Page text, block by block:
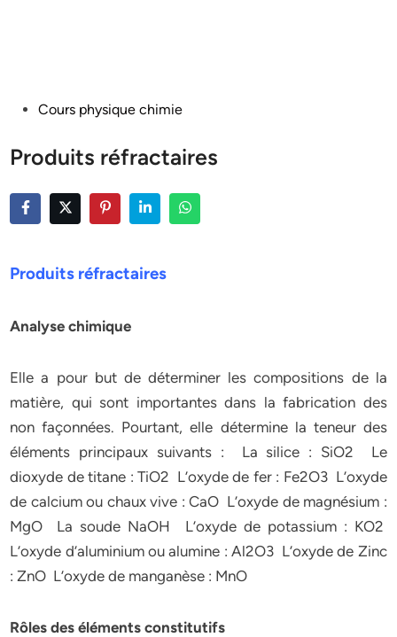
PostedCours physique chimie
Produits réfractaires
Produits réfractaires
Analyse chimique
Elle a pour but de déterminer les compositions de la
matière, qui sont importantes dans la fabrication des
non façonnées. Pourtant, elle détermine la teneur des
éléments principaux suivants : La silice : SiO2 Le
dioxyde de titane : TiO2 L’oxyde de fer : Fe2O3 L’oxyde
de calcium ou chaux vive : CaO L’oxyde de magnésium :
MgO La soude NaOH L’oxyde de potassium : KO2
L’oxyde d’aluminium ou alumine : Al2O3 L’oxyde de Zinc
: ZnO L’oxyde de manganèse : MnO
Rôles des éléments constitutifs